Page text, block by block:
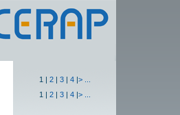
1 | 2| 3| 4|>
1 | 2| 3| 4|>